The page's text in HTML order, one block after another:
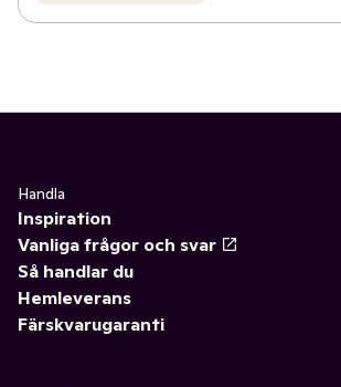
Handla
Inspiration
Vanliga frågor och svar
Så handlar du
Hemleverans
Färskvarugaranti